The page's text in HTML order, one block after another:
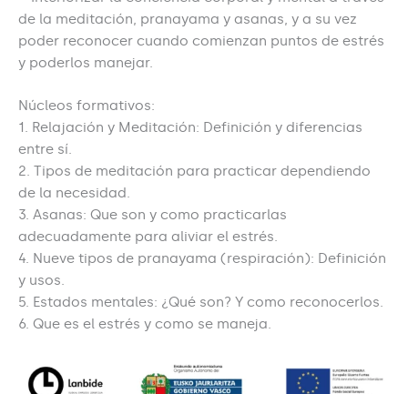
de la meditación, pranayama y asanas, y a su vez
poder reconocer cuando comienzan puntos de estrés
y poderlos manejar.
Núcleos formativos:
1. Relajación y Meditación: Definición y diferencias
entre sí.
2. Tipos de meditación para practicar dependiendo
de la necesidad.
3. Asanas: Que son y como practicarlas
adecuadamente para aliviar el estrés.
4. Nueve tipos de pranayama (respiración): Definición
y usos.
5. Estados mentales: ¿Qué son? Y como reconocerlos.
6. Que es el estrés y como se maneja.